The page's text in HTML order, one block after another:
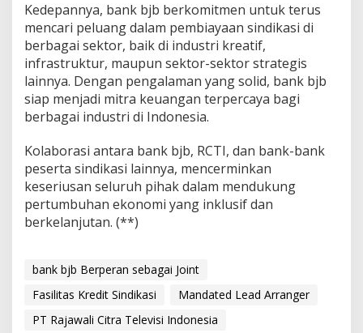
Kedepannya, bank bjb berkomitmen untuk terus
mencari peluang dalam pembiayaan sindikasi di
berbagai sektor, baik di industri kreatif,
infrastruktur, maupun sektor-sektor strategis
lainnya. Dengan pengalaman yang solid, bank bjb
siap menjadi mitra keuangan terpercaya bagi
berbagai industri di Indonesia.
Kolaborasi antara bank bjb, RCTI, dan bank-bank
peserta sindikasi lainnya, mencerminkan
keseriusan seluruh pihak dalam mendukung
pertumbuhan ekonomi yang inklusif dan
berkelanjutan. (**)
bank bjb Berperan sebagai Joint
Fasilitas Kredit Sindikasi
Mandated Lead Arranger
PT Rajawali Citra Televisi Indonesia